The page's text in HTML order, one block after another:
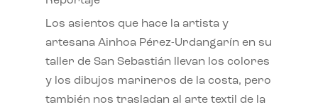
Los asientos que hace la artista y
artesana Ainhoa Pérez-Urdangarín en su
taller de San Sebastián llevan los colores
y los dibujos marineros de la costa, pero
también nos trasladan al arte textil de la